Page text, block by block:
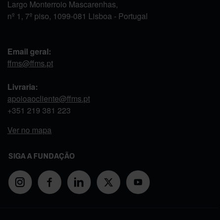
Largo Monterroio Mascarenhas,
nº 1, 7º piso, 1099-081 Lisboa - Portugal
Email geral:
ffms@ffms.pt
Livraria:
apoioaocliente@ffms.pt
+351 219 381 223
Ver no mapa
SIGA A FUNDAÇÃO